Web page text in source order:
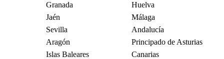
Granada
Huelva
Jaén
Málaga
Sevilla
Andalucía
Aragón
Principado de Asturias
Islas Baleares
Canarias